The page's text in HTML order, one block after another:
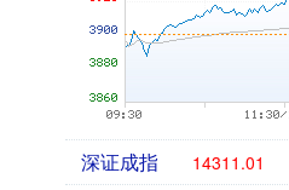
深证成指 14311.01